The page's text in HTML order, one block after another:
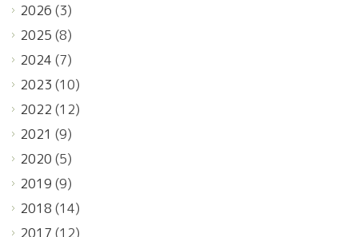
2026 (3)
2025 (8)
2024 (7)
2023 (10)
2022 (12)
2021 (9)
2020 (5)
2019 (9)
2018 (14)
2017 (12)